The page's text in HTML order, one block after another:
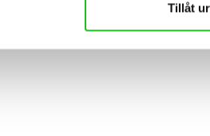
Tillåt